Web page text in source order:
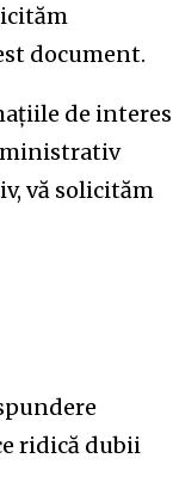
document.
de interes
vă solicităm
ridică dubii